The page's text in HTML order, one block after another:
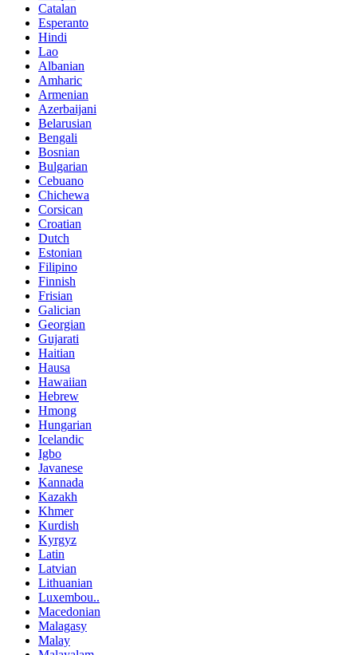
Catalan
Esperanto
Hindi
Lao
Albanian
Amharic
Armenian
Azerbaijani
Belarusian
Bengali
Bosnian
Bulgarian
Cebuano
Chichewa
Corsican
Croatian
Dutch
Estonian
Filipino
Finnish
Frisian
Galician
Georgian
Gujarati
Haitian
Hausa
Hawaiian
Hebrew
Hmong
Hungarian
Icelandic
Igbo
Javanese
Kannada
Kazakh
Khmer
Kurdish
Kyrgyz
Latin
Latvian
Lithuanian
Luxembou..
Macedonian
Malagasy
Malay